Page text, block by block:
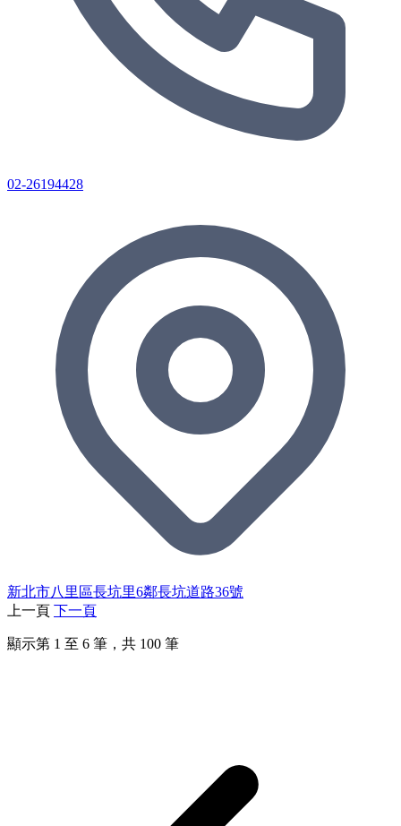
02-26194428
新北市八里區長坑里6鄰長坑道路36號
上一頁 下一頁
顯示第 1 至 6 筆，共 100 筆